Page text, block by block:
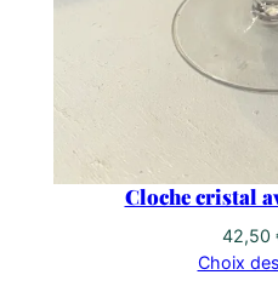
Cloche cristal
42,50
Choix